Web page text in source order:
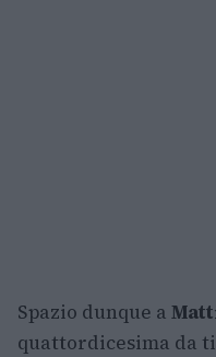
Spazio dunque a
quattordicesima da